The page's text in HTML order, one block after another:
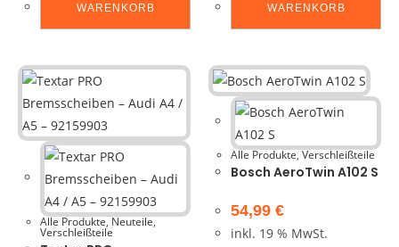
WARENKORB
WARENKORB
Alle Produkte,Neuteile,
Verschleißteile
Alle Produkte,Verschleißteile
Bosch AeroTwin A102 S
54,99 €
inkl. 19 % MwSt.